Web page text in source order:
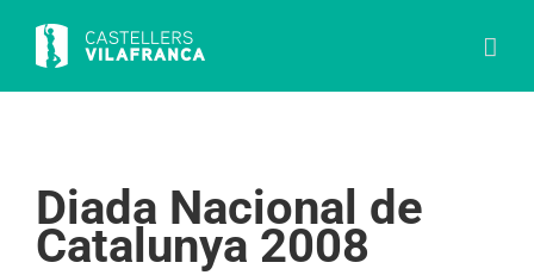
content
Diada Nacional de
Catalunya 2008